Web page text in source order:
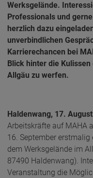
Werksgelände.
Professionals und
herzlich dazu
unverbindlichen
Karrierechancen bei
Blick hinter die
Allgäu zu werfen.
Haldenwang, 17.
Arbeitskräfte auf MAHA
16. September
dem Werksgelände im
87490 Haldenwang).
Veranstaltung die